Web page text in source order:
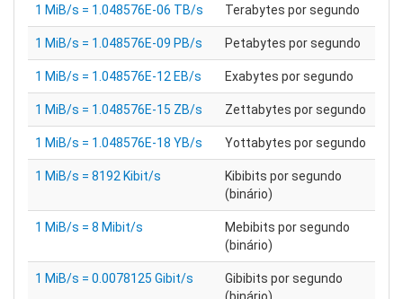
1 MiB/s = 1.048576E-06 TB/s Terabytes por segundo
1 MiB/s = 1.048576E-09 PB/s Petabytes por segundo
1 MiB/s = 1.048576E-12 EB/s Exabytes por segundo
1 MiB/s = 1.048576E-15 ZB/s Zettabytes por segundo
1 MiB/s = 1.048576E-18 YB/s Yottabytes por segundo
1 MiB/s = 8192 Kibit/s
Kibibits por segundo
(binário)
1 MiB/s = 8 Mibit/s
Mebibits por segundo
(binário)
1 MiB/s = 0.0078125 Gibit/s
Gibibits por segundo